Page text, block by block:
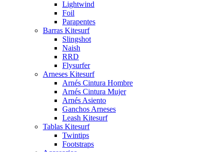
Lightwind
Foil
Parapentes
Barras Kitesurf
Slingshot
Naish
RRD
Flysurfer
Arneses Kitesurf
Arnés Cintura Hombre
Arnés Cintura Mujer
Arnés Asiento
Ganchos Arneses
Leash Kitesurf
Tablas Kitesurf
Twintips
Footstraps